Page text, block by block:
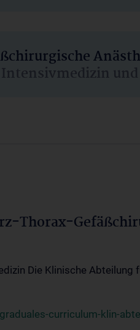
Thorax-
Die Klinische Abteilung
curriculum-klin-